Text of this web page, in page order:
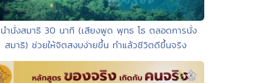
ำนั่งสมาธิ 30 นาที (เสียงพูด พุทธ โธ ตลอดการนั่ง
สมาธิ) ช่วยให้จิตสงบง่ายขึ้น ทำแล้วชีวิตดีขึ้นจริง